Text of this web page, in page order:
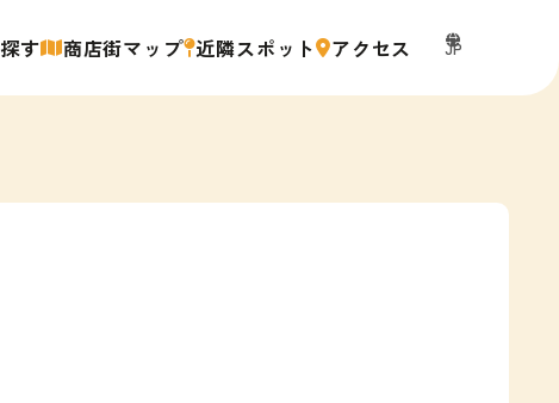
す 商店街マップ 近隣スポット アクセス